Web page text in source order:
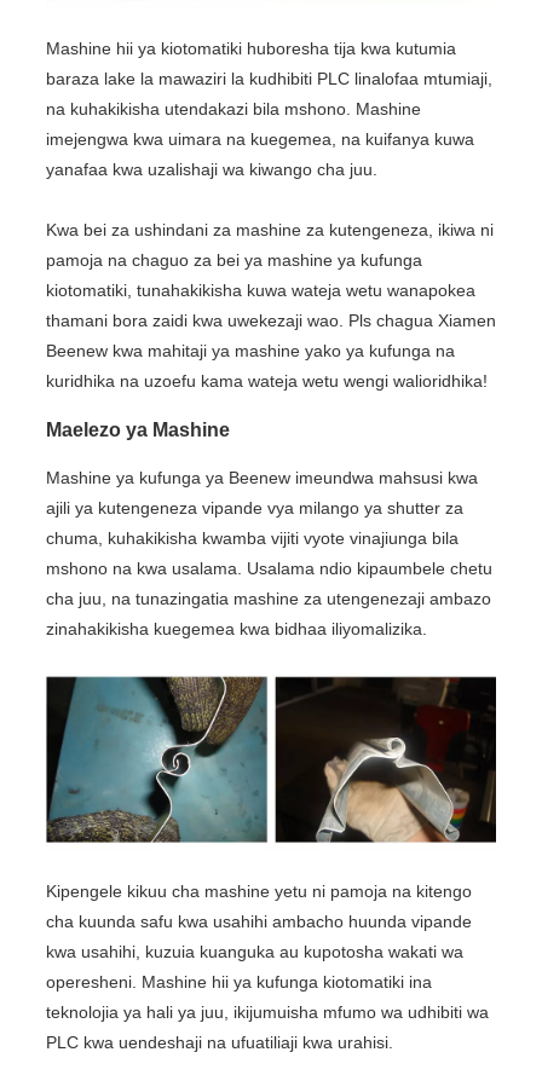
Mashine hii ya kiotomatiki huboresha tija kwa kutumia
baraza lake la mawaziri la kudhibiti PLC linalofaa mtumiaji,
na kuhakikisha utendakazi bila mshono. Mashine
imejengwa kwa uimara na kuegemea, na kuifanya kuwa
yanafaa kwa uzalishaji wa kiwango cha juu.
Kwa bei za ushindani za mashine za kutengeneza, ikiwa ni
pamoja na chaguo za bei ya mashine ya kufunga
kiotomatiki, tunahakikisha kuwa wateja wetu wanapokea
thamani bora zaidi kwa uwekezaji wao. Pls chagua Xiamen
Beenew kwa mahitaji ya mashine yako ya kufunga na
kuridhika na uzoefu kama wateja wetu wengi walioridhika!
Maelezo ya Mashine
Mashine ya kufunga ya Beenew imeundwa mahsusi kwa
ajili ya kutengeneza vipande vya milango ya shutter za
chuma, kuhakikisha kwamba vijiti vyote vinajiunga bila
mshono na kwa usalama. Usalama ndio kipaumbele chetu
cha juu, na tunazingatia mashine za utengenezaji ambazo
zinahakikisha kuegemea kwa bidhaa iliyomalizika.
Kipengele kikuu cha mashine yetu ni pamoja na kitengo
cha kuunda safu kwa usahihi ambacho huunda vipande
kwa usahihi, kuzuia kuanguka au kupotosha wakati wa
operesheni. Mashine hii ya kufunga kiotomatiki ina
teknolojia ya hali ya juu, ikijumuisha mfumo wa udhibiti wa
PLC kwa uendeshaji na ufuatiliaji kwa urahisi.